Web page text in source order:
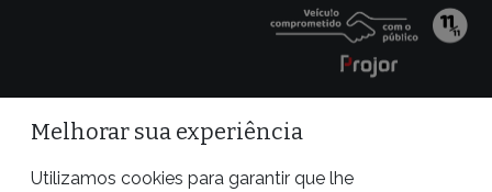
Melhorar sua experiência
Utilizamos cookies para garantir que lhe